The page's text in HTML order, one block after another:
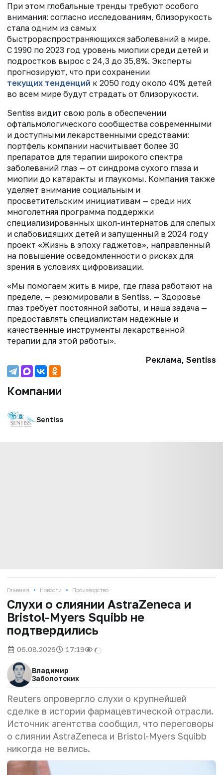
При этом глобальные тренды требуют особого
внимания: согласно исследованиям, близорукость
стала одним из самых
быстрораспространяющихся заболеваний в мире.
С 1990 по 2023 год уровень миопии среди детей и
подростков вырос с 24,3 до 35,8%. Эксперты
прогнозируют, что при сохранении
текущих тенденций к 2050 году около 40% детей
во всем мире будут страдать от близорукости.
Sentiss видит свою роль в обеспечении
офтальмологического сообщества современными
и доступными лекарственными средствами:
портфель компании насчитывает более 30
препаратов для терапии широкого спектра
заболеваний глаз — от синдрома сухого глаза и
миопии до катаракты и глаукомы. Компания также
уделяет внимание социальным и
просветительским инициативам — среди них
многолетняя программа поддержки
специализированных школ-интернатов для слепых
и слабовидящих детей и запущенный в 2024 году
проект «Жизнь в эпоху гаджетов», направленный
на повышение осведомленности о рисках для
зрения в условиях цифровизации.
«Мы помогаем жить в мире, где глаза работают на
пределе, — резюмировали в Sentiss. — Здоровье
глаз требует постоянной заботы, и наша задача —
предоставлять специалистам надежные и
качественные инструменты лекарственной
терапии для этой работы».
Реклама, Sentiss
Компании
Sentiss
Главная • Новости • Производство
Слухи о слиянии AstraZeneca и
Bristol-Myers Squibb не
подтвердились
06.08.2026 17:19
Владимир
Заболотских
Reuters опровергло слухи о крупнейшей
сделке в истории фармацевтической отрасли.
Источник агентства сообщил, что переговоры
о слиянии AstraZeneca и Bristol-Myers Squibb
никогда не велись.